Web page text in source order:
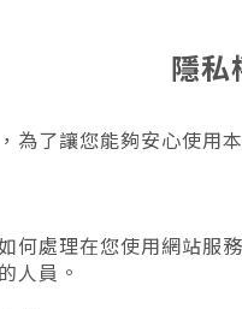
隱
為了讓您能夠安心使用
何處理在您使用網站服
人員。